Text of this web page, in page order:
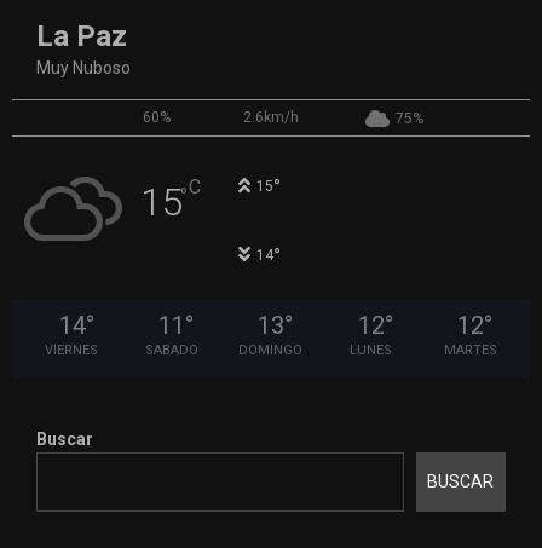
La Paz
Muy Nuboso
60% 2.6km/h 75%
15°C 15°
14°
14°
VIERNES
11 °
SABADO
13°
DOMINGO
12°
LUNES
12°
MARTES
Buscar
BUSCAR